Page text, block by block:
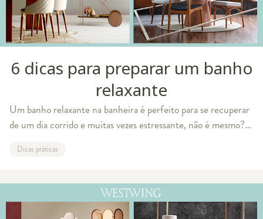
6 dicas para preparar um banho
relaxante
Um banho relaxante na banheira é perfeito para se recuperar
de um dia corrido e muitas vezes estressante, não é mesmo?
do dia a dia.
Dicas práticas